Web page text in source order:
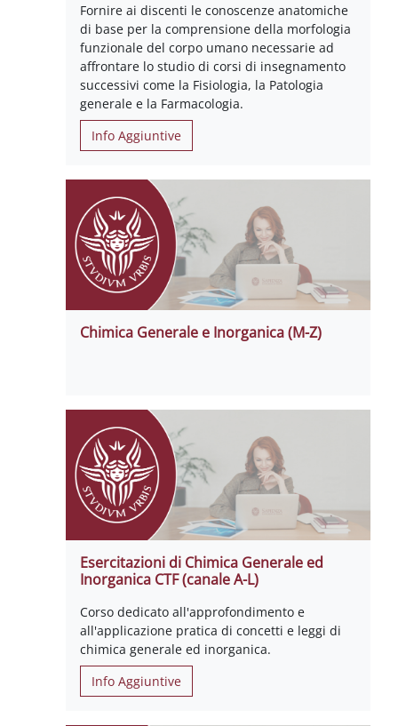
Fornire ai discenti le conoscenze anatomiche
di base per la comprensione della morfologia
funzionale del corpo umano necessarie ad
affrontare lo studio di corsi di insegnamento
successivi come la Fisiologia, la Patologia
generale e la Farmacologia.
Info Aggiuntive
Chimica Generale e Inorganica (M-Z)
Esercitazioni di Chimica Generale ed
Inorganica CTF (canale A-L)
Corso dedicato all'approfondimento e
all'applicazione pratica di concetti e leggi di
chimica generale ed inorganica.
Info Aggiuntive